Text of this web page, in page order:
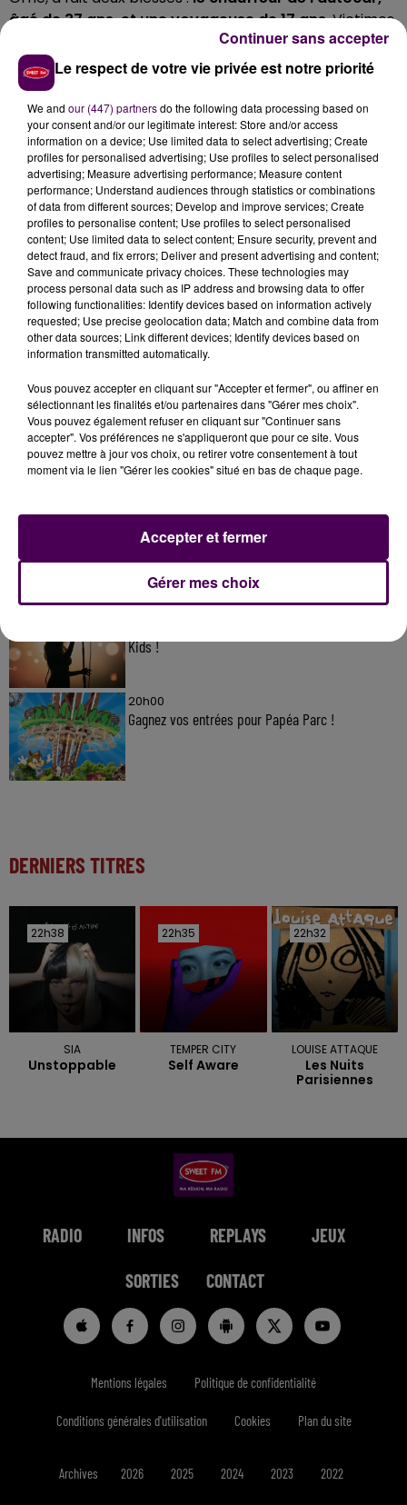
âgé de 37 ans, et une voyageuse de 17 ans. Victimes
de blessures sans gravité, l'un comme l'autre ont été
évacués à l'hôpital caennais.
UN AUTOBUS DE SUBSTITUTION
L'autocar s'étant retrouvé immobilisé sur la chaussée,
un engin de substitution a été envoyé par
l'établissement scolaire des élèves impliqués. On ne
connaît pas les circonstance précises du choc, qui a
généréd'importantes difficultés de circulation
abords de la capitale calvadosienne.
À LA UNE
20h00
Gagnez vos pass pour le V and B Fest' 2026 !
11 juillet 2026
Kids !
20h00
Gagnez vos entrées pour Papéa Parc !
DERNIERS TITRES
22h38
22h38
SIA
Unstoppable
22h35
22h35
TEMPER CITY
Self Aware
22h32
22h32
LOUISE ATTAQUE
Les Nuits
Parisiennes
RADIO INFOS REPLAYS JEUX
SORTIES CONTACT
Mentions légales Politique de confidentialité
Conditions générales d'utilisation Cookies Plan du site
Archives 2026 2025 2024 2023 2022
Le respect de votre vie privée est notre priorité
We and our (447) partnersdo the following data processing based on
your consent and/or our legitimate interest: Store and/or access
information on a device; Use limited data to select advertising; Create
profiles for personalised advertising; Use profiles to select personalised
advertising; Measure advertising performance; Measure content
performance; Understand audiences through statistics or combinations
of data from different sources; Develop and improve services; Create
profiles to personalise content; Use profiles to select personalised
content; Use limited data to select content; Ensure security, prevent and
detect fraud, and fix errors; Deliver and present advertising and content;
Save and communicate privacy choices. These technologies may
process personal data such as IP address and browsing data to offer
following functionalities: Identify devices based on information actively
requested; Use precise geolocation data; Match and combine data from
other data sources; Link different devices; Identify devices based on
information transmitted automatically.
Vous pouvez accepter en cliquant sur "Accepter et fermer", ou affiner en
sélectionnant les finalités et/ou partenaires dans "Gérer mes choix".
Vous pouvez également refuser en cliquant sur "Continuer sans
accepter". Vos préférences ne s'appliqueront que pour ce site. Vous
pouvez mettre à jour vos choix, ou retirer votre consentement à tout
moment via le lien "Gérer les cookies" situé en bas de chaque page.
Gérer mes choix
Accepter et fermer
Continuer sans accepter